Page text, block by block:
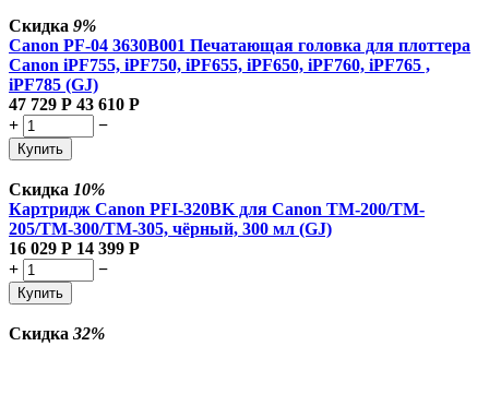
Скидка 9%
Canon PF-04 3630B001 Печатающая головка для плоттера
Canon iPF755, iPF750, iPF655, iPF650, iPF760, iPF765 ,
iPF785 (GJ)
47 729 Р 43 610 Р
+
−
Купить
Скидка 10%
Картридж Canon PFI-320BK для Canon TM-200/TM-
205/TM-300/TM-305, чёрный, 300 мл (GJ)
16 029 Р 14 399 Р
+
−
Купить
Скидка 32%